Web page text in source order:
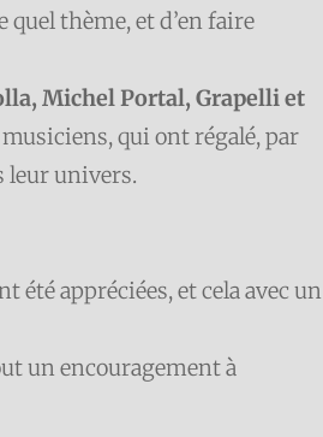
thème, et d’en faire
Michel Portal, Grapelli et
qui ont régalé, par
leur univers.
appréciées, et cela avec un
un encouragement à